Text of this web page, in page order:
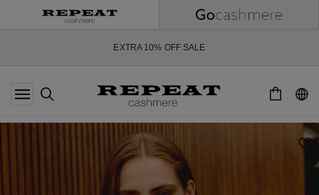
*DIESES ANGEBOT GILT BIS ZUM 12 AUGUST 2026
*GILT NICHT FÜR LIMITED EDITION
*AUSNAHMEN SIND MÖGLICH
SAISON
EXTRA 10% OFF SALE